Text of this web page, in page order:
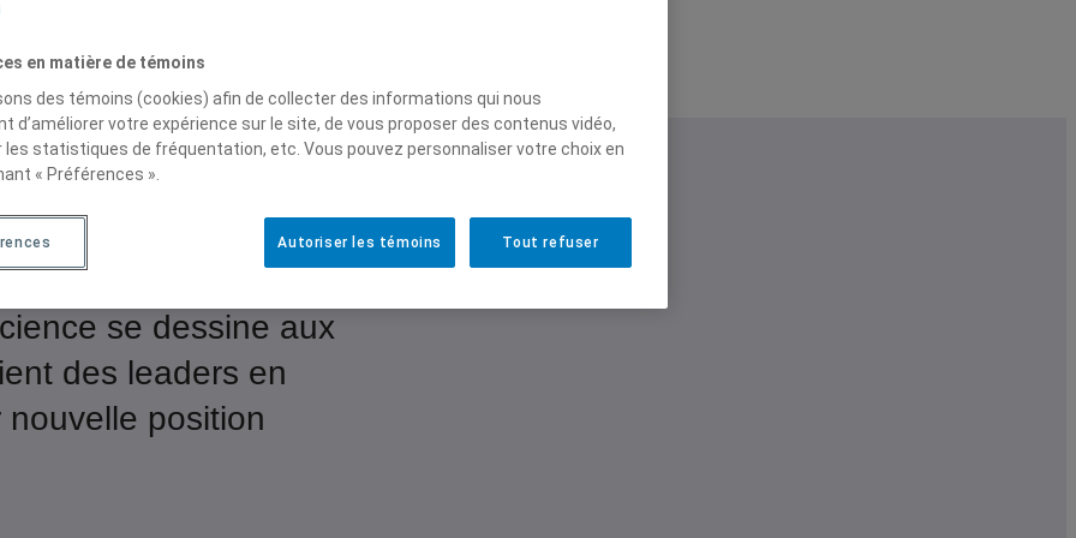
x
:
recherches,
scientifiques :
se dessine aux
des leaders en
position
en matière de témoins
des témoins (cookies) afin de collecter des informations qui nous
d’améliorer votre expérience sur le site, de vous proposer des contenus vidéo,
les statistiques de fréquentation, etc. Vous pouvez personnaliser votre choix en
« Préférences ».
Tout refuser
Autoriser les témoins